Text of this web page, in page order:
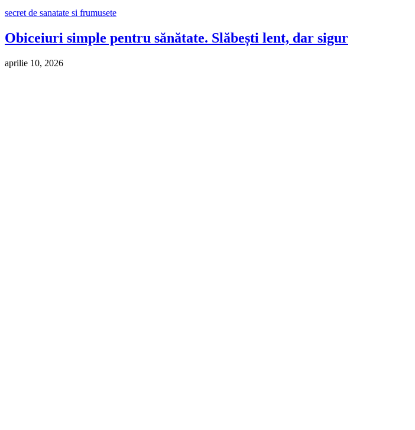
secret de sanatate si frumusete
Obiceiuri simple pentru sănătate. Slăbești lent, dar sigur
aprilie 10, 2026